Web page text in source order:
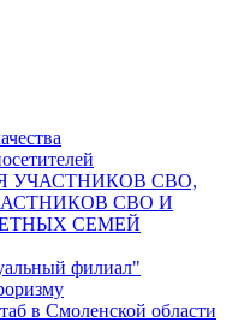
УЧАСТНИКОВ СВО,
СВО И
СЕМЕЙ
филиал"
в Смоленской области